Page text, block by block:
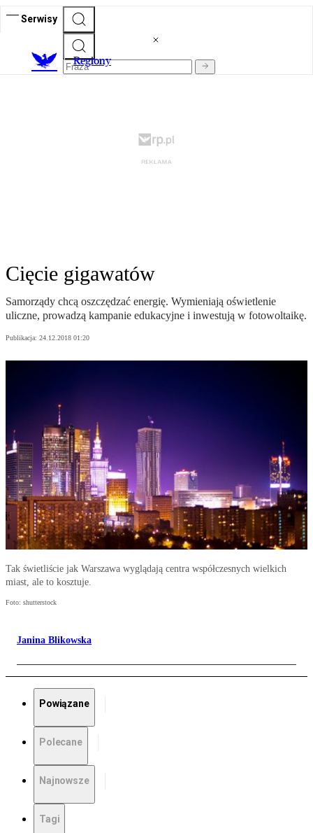
Serwisy
Regiony
Cięcie gigawatów
Samorządy chcą oszczędzać energię. Wymieniają oświetlenie
uliczne, prowadzą kampanie edukacyjne i inwestują w fotowoltaikę.
Publikacja: 24.12.2018 01:20
Tak świetliście jak Warszawa wyglądają centra współczesnych wielkich
miast, ale to kosztuje.
Foto: shutterstock
Janina Blikowska
Powiązane
Polecane
Najnowsze
Tagi